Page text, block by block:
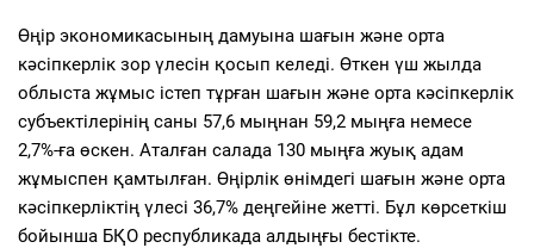
Өңір экономикасының дамуына шағын және орта
кәсіпкерлік зор үлесін қосып келеді. Өткен үш жылда
облыста жұмыс істеп тұрған шағын және орта кәсіпкерлік
субъектілерінің саны 57,6 мыңнан 59,2 мыңға немесе
2,7%-ға өскен. Аталған салада 130 мыңға жуық адам
жұмыспен қамтылған. Өңірлік өнімдегі шағын және орта
кәсіпкерліктің үлесі 36,7% деңгейіне жетті. Бұл көрсеткіш
бойынша БҚО республикада алдыңғы бестікте.